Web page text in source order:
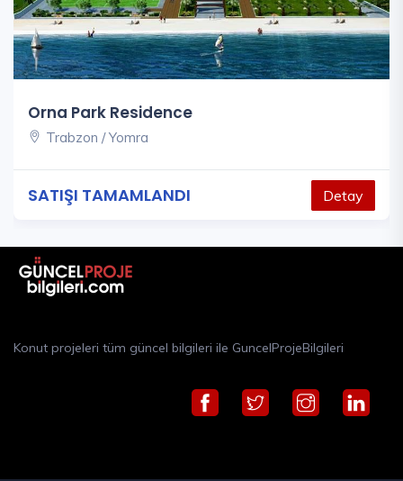
Orna Park Residence
Trabzon / Yomra
SATIŞI TAMAMLANDI Detay
Konut projeleri tüm güncel bilgileri ile GuncelProjeBilgileri